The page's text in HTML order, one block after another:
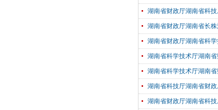
湖南省财政厅湖南省科
湖南省财政厅湖南省长
湖南省财政厅湖南省科
湖南省科学技术厅湖南
湖南省科学技术厅湖南
湖南省科技厅湖南省财
湖南省财政厅湖南省科